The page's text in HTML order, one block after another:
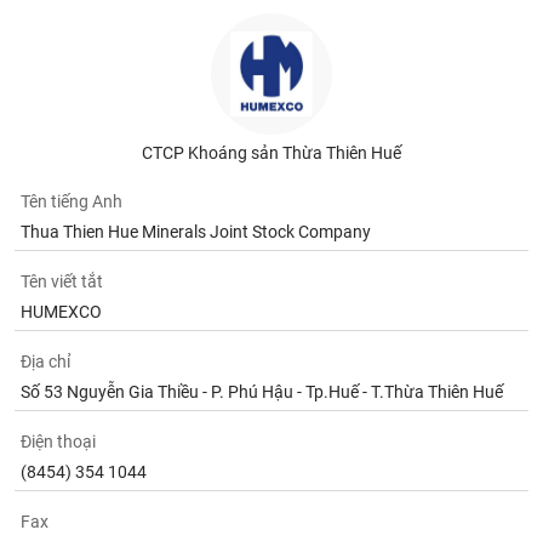
CTCP Khoáng sản Thừa Thiên Huế
Tên tiếng Anh
Thua Thien Hue Minerals Joint Stock Company
Tên viết tắt
HUMEXCO
Địa chỉ
Số 53 Nguyễn Gia Thiều - P. Phú Hậu - Tp.Huế - T.Thừa Thiên Huế
Điện thoại
(8454) 354 1044
Fax
Sách
tài
chính
Công
cụ
đầu
tư